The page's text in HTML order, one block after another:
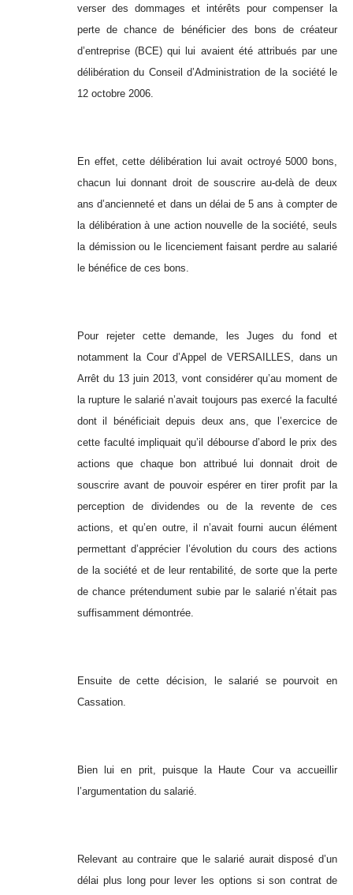
verser des dommages et intérêts pour compenser la
perte de chance de bénéficier des bons de créateur
d’entreprise (BCE) qui lui avaient été attribués par une
délibération du Conseil d’Administration de la société le
12 octobre 2006.
En effet, cette délibération lui avait octroyé 5000 bons,
chacun lui donnant droit de souscrire au-delà de deux
ans d’ancienneté et dans un délai de 5 ans à compter de
la délibération à une action nouvelle de la société, seuls
la démission ou le licenciement faisant perdre au salarié
le bénéfice de ces bons.
Pour rejeter cette demande, les Juges du fond et
notamment la Cour d’Appel de VERSAILLES, dans un
Arrêt du 13 juin 2013, vont considérer qu’au moment de
la rupture le salarié n’avait toujours pas exercé la faculté
dont il bénéficiait depuis deux ans, que l’exercice de
cette faculté impliquait qu’il débourse d’abord le prix des
actions que chaque bon attribué lui donnait droit de
souscrire avant de pouvoir espérer en tirer profit par la
perception de dividendes ou de la revente de ces
actions, et qu’en outre, il n’avait fourni aucun élément
permettant d’apprécier l’évolution du cours des actions
de la société et de leur rentabilité, de sorte que la perte
de chance prétendument subie par le salarié n’était pas
suffisamment démontrée.
Ensuite de cette décision, le salarié se pourvoit en
Cassation.
Bien lui en prit, puisque la Haute Cour va accueillir
l’argumentation du salarié.
Relevant au contraire que le salarié aurait disposé d’un
délai plus long pour lever les options si son contrat de